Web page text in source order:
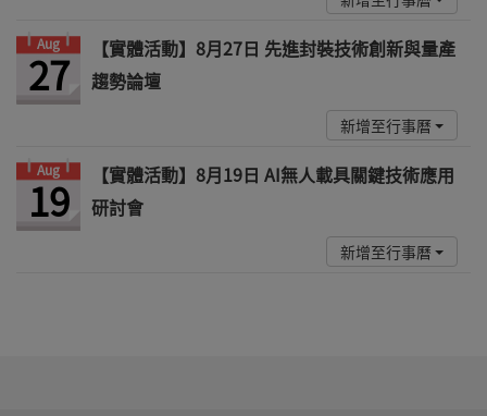
Aug
27
【實體活動】8月27日 先進封裝技術創新與量產
趨勢論壇
新增至行事曆
Aug
19
【實體活動】8月19日 AI無人載具關鍵技術應用
研討會
新增至行事曆